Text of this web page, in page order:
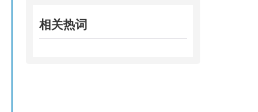
相关热词